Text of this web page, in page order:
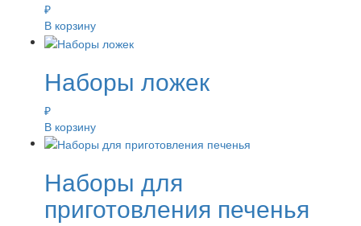
₽
В корзину
Наборы ложек
₽
В корзину
Наборы для
приготовления печенья